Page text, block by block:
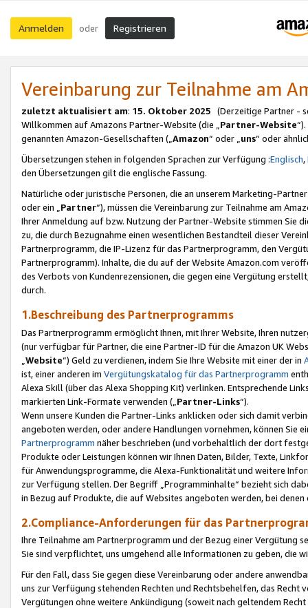
Anmelden oder Registrieren
Vereinbarung zur Teilnahme am
zuletzt aktualisiert am: 15. Oktober 2025 (Derzeitige Partner -
Willkommen auf Amazons Partner-Website (die „Partner-Website
genannten Amazon-Gesellschaften („Amazon“ oder „uns“ oder
Übersetzungen stehen in folgenden Sprachen zur Verfügung :Englisch,
den Übersetzungen gilt die englische Fassung.
Natürliche oder juristische Personen, die an unserem Marketing-
oder ein „Partner“), müssen die Vereinbarung zur Teilnahme am
Ihrer Anmeldung auf bzw. Nutzung der Partner-Website stimmen Sie
zu, die durch Bezugnahme einen wesentlichen Bestandteil dieser
Partnerprogramm, die IP-Lizenz für das Partnerprogramm, den
Partnerprogramm). Inhalte, die du auf der Website Amazon.com
des Verbots von Kundenrezensionen, die gegen eine Vergütung
durch.
1.Beschreibung des Partnerprogramms
Das Partnerprogramm ermöglicht Ihnen, mit Ihrer Website, Ihren
(nur verfügbar für Partner, die eine Partner-ID für die Amazon UK
Website“) Geld zu verdienen, indem Sie Ihre Website mit einer der in
ist, einer anderen im Vergütungskatalog für das Partnerprogramm
Alexa Skill (über das Alexa Shopping Kit) verlinken. Entsprechende
markierten Link-Formate verwenden („ Partner-Links“).
Wenn unsere Kunden die Partner-Links anklicken oder sich damit
angeboten werden, oder andere Handlungen vornehmen, können Sie
Partnerprogramm näher beschrieben (und vorbehaltlich der dort
Produkte oder Leistungen können wir Ihnen Daten, Bilder, Texte,
für Anwendungsprogramme, die Alexa-Funktionalität und weitere
zur Verfügung stellen. Der Begriff „Programminhalte“ bezieht sich
in Bezug auf Produkte, die auf Websites angeboten werden, bei
2.Compliance-Anforderungen für das
Ihre Teilnahme am Partnerprogramm und der Bezug einer Vergütung
Sie sind verpflichtet, uns umgehend alle Informationen zu geben, die
Für den Fall, dass Sie gegen diese Vereinbarung oder andere
uns zur Verfügung stehenden Rechten und Rechtsbehelfen, das
Vergütungen ohne weitere Ankündigung (soweit nach geltendem